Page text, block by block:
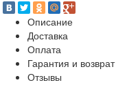
Описание
Доставка
Оплата
Гарантия и возврат
Отзывы